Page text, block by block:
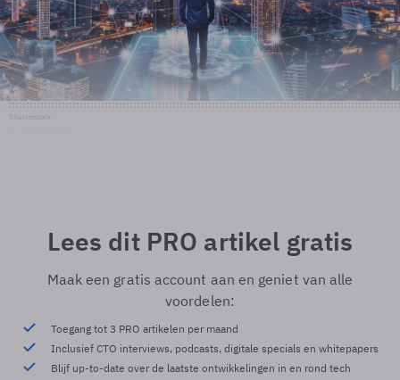
Lees dit PRO artikel gratis
Maak een gratis account aan en geniet van alle
voordelen:
Toegang tot 3 PRO artikelen per maand
Inclusief CTO interviews, podcasts, digitale specials en whitepapers
Blijf up-to-date over de laatste ontwikkelingen in en rond tech